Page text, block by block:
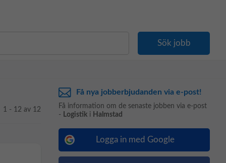
1 - 12 av 12
Få nya jobberbjudanden via e-post!
Få information om de senaste jobben via e-post
- Logistik i Halmstad
Logga in med Google